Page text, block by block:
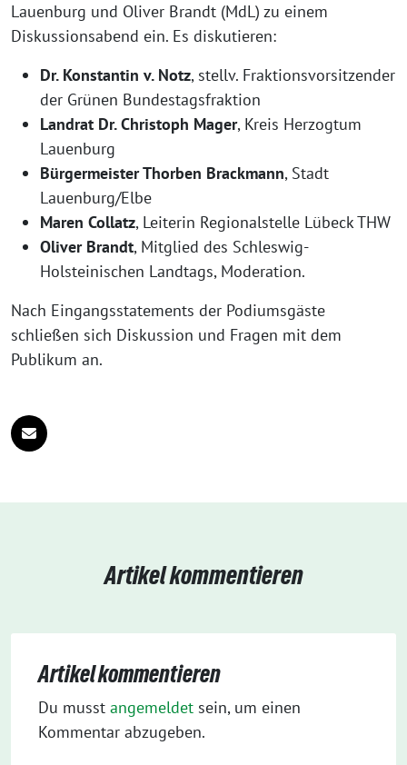
Lauenburg und Oliver Brandt (MdL) zu einem
Diskussionsabend ein. Es diskutieren:
Dr. Konstantin v. Notz, stellv. Fraktionsvorsitzender
der Grünen Bundestagsfraktion
Landrat Dr. Christoph Mager, Kreis Herzogtum
Lauenburg
Bürgermeister Thorben Brackmann, Stadt
Lauenburg/Elbe
Maren Collatz, Leiterin Regionalstelle Lübeck THW
Oliver Brandt, Mitglied des Schleswig-
Holsteinischen Landtags, Moderation.
Nach Eingangsstatements der Podiumsgäste
schließen sich Diskussion und Fragen mit dem
Publikum an.
Artikel kommentieren
Artikel kommentieren
Du musst angemeldet sein, um einen
Kommentar abzugeben.